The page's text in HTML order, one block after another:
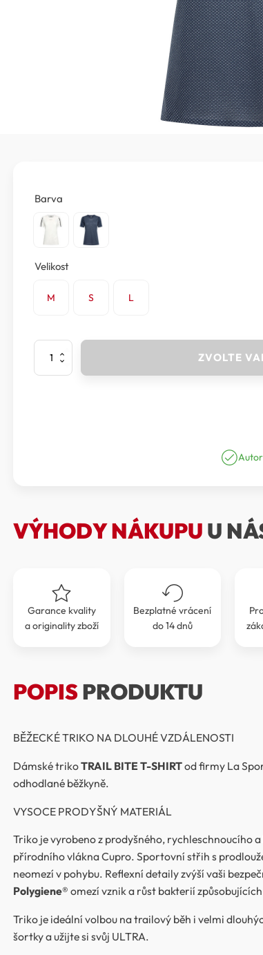
Barva
Velikost
M S L
Sportiva
-
ZVOLTE
VÝHODY NÁKUPU U
Garance kvality
a originality zboží
Bezplatné vrácení
do 14 dnů
POPISPRODUKTU
BĚŽECKÉ TRIKO NA DLOUHÉ VZDÁLENOSTI
Dámské trikoTRAIL BITE T-SHIRTod firmy La
odhodlané běžkyně.
VYSOCE PRODYŠNÝ MATERIÁL
Triko je vyrobeno z prodyšného, rychleschnoucího
přírodního vlákna Cupro. Sportovní střih s
neomezí v pohybu. Reflexní detaily zvýší vaši
Polygiene® omezí vznik a růst bakterií
Triko je ideální volbou na trailový běh i velmi
šortky a užijte si svůj ULTRA.